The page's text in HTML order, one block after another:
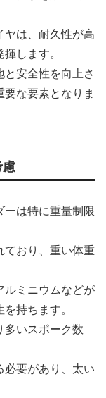
ヤは、耐久性が高
します。
安全性を向上さ
な要素となりま
慮
ーは特に重量制限
ており、重い体重
ルミニウムなどが
持ちます。
多いスポーク数
必要があり、太い